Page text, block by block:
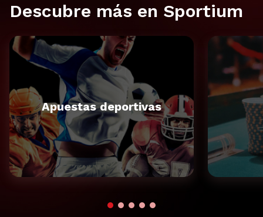
Descubre más en Sportium
Apuestas deportivas